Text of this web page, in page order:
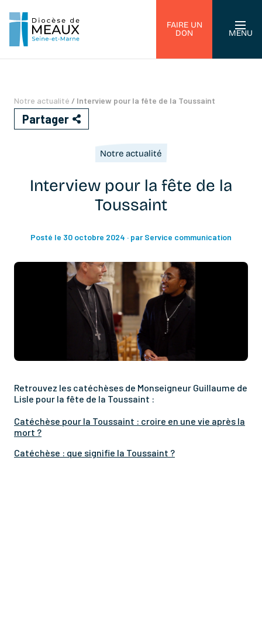
FAIRE UN
DON
MENU
Notre actualité / Interview pour la fête de la Toussaint
Partager
Notre actualité
Interview pour la fête de la
Toussaint
Posté le 30 octobre 2024 · par Service communication
Retrouvez les catéchèses de Monseigneur Guillaume de
Lisle pour la fête de la Toussaint :
Catéchèse pour la Toussaint : croire en une vie après la
mort ?
Catéchèse : que signifie la Toussaint ?